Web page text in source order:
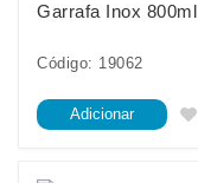
Garrafa Inox 800ml
Código: 19062
Adicionar